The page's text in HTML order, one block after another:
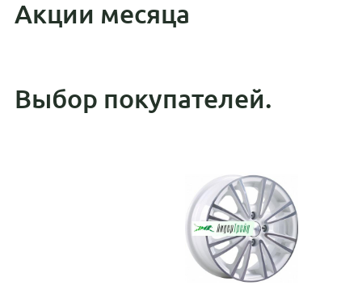
Акции месяца
Выбор покупателей.